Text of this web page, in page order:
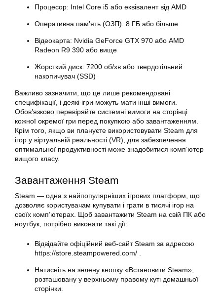
Процесор: Intel Core i5 або еквівалент від AMD
Оперативна пам’ять (ОЗП): 8 ГБ або більше
Відеокарта: Nvidia GeForce GTX 970 або AMD
Radeon R9 390 або вище
Жорсткий диск: 7200 об/хв або твердотільний
накопичувач (SSD)
Важливо зазначити, що це лише рекомендовані
специфікації, і деякі ігри можуть мати інші вимоги.
Обов’язково перевіряйте системні вимоги на сторінці
кожної окремої гри перед покупкою або завантаженням.
Крім того, якщо ви плануєте використовувати Steam для
ігор у віртуальній реальності (VR), для забезпечення
оптимальної продуктивності може знадобитися комп’ютер
вищого класу.
Завантаження Steam
Steam — одна з найпопулярніших ігрових платформ, що
дозволяє користувачам купувати і грати в тисячі ігор на
своїх комп’ютерах. Щоб завантажити Steam на свій ПК або
ноутбук , потрібно виконати такі дії:
Відвідайте офіційний веб-сайт Steam за адресою
https://store.steampowered.com/ .
Натисніть на зелену кнопку «Встановити Steam»,
розташовану у верхньому правому куті домашньої
сторінки.